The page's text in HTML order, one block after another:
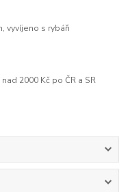
vyvíjeno s rybáři
2000 Kč po ČR a SR